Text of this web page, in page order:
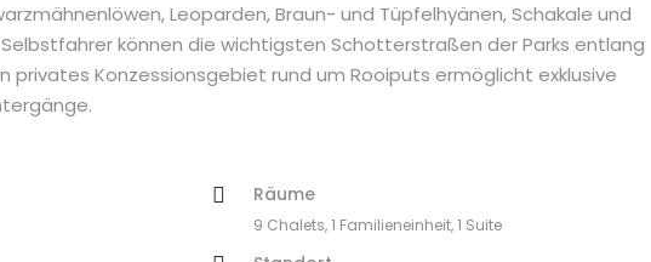
Leoparden, Braun- und Tüpfelhyänen, Schakale und
können die wichtigsten Schotterstraßen der Parks entlang
privates Konzessionsgebiet rund um Rooiputs ermöglicht exklusive
Räume
9 Chalets, 1 Familieneinheit, 1 Suite